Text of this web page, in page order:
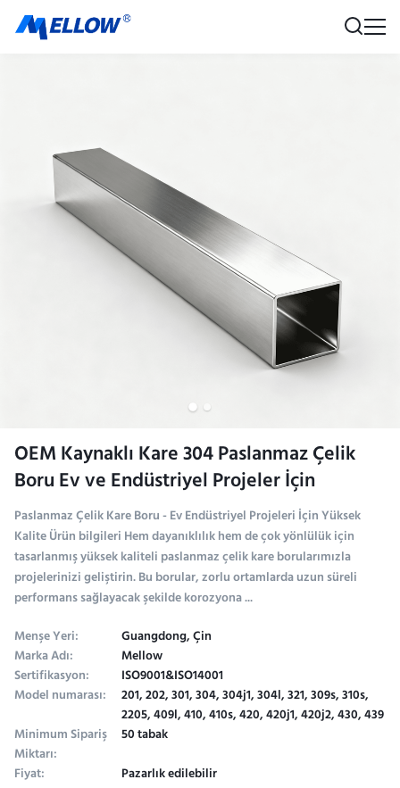
OEM Kaynaklı Kare 304 Paslanmaz Çelik
Boru Ev ve Endüstriyel Projeler İçin
Paslanmaz Çelik Kare Boru - Ev Endüstriyel Projeleri İçin Yüksek
Kalite Ürün bilgileri Hem dayanıklılık hem de çok yönlülük için
tasarlanmış yüksek kaliteli paslanmaz çelik kare borularımızla
projelerinizi geliştirin. Bu borular, zorlu ortamlarda uzun süreli
performans sağlayacak şekilde korozyona ...
Menşe Yeri:
Guangdong, Çin
Marka Adı: Mellow
Sertifikasyon: ISO9001&ISO14001
Model numarası: 201, 202, 301, 304, 304j1, 304l, 321, 309s, 310s,
2205, 409l, 410, 410s, 420, 420j1, 420j2, 430, 439
Minimum Sipariş
Miktarı:
50 tabak
Fiyat:
Pazarlık edilebilir